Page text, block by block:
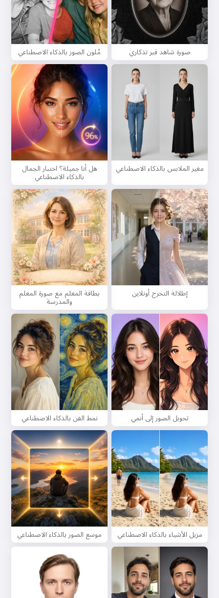
صورة شاهد قبر تذكاري مُلون الصور بالذكاء الاصطناعي
مغير الملابس بالذكاء الاصطناعي هل أنا جميلة؟ اختبار الجمال
بالذكاء الاصطناعي
إطلالة التخرج أونلاين بطاقة المعلم مع صورة المعلم
والمدرسة
تحويل الصور إلى أنمي نمط الفن بالذكاء الاصطناعي
مزيل الأشياء بالذكاء الاصطناعي موسع الصور بالذكاء الاصطناعي